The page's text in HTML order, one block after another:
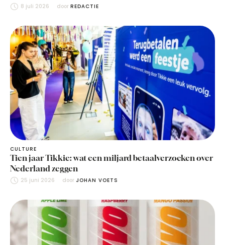
8 juli 2026 door REDACTIE
CULTURE
Tien jaar Tikkie: wat een miljard betaalverzoeken over
Nederland zeggen
25 juni 2026 door JOHAN VOETS